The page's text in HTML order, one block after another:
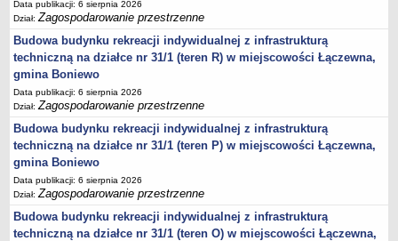
Zarządzenia
Protokoły
Opłaty i podatki
Zagospodarowanie przestrzenne
Obwieszczenia,Zawiadomienia, sprawozdania ochrony środowiska
Decyzje o środowiskowych uwarunkowaniach
REWITALIZACJA GMINY BONIEWO
PPWOW
Aktualności
konkursy
Podręcznik PPWOW
Data publikacji: 6 sierpnia 2026
Dział:Zagospodarowanie przestrzenne
Budowa budynku rekreacji indywidualnej z infrastrukturą
techniczną na działce nr 31/1 (teren R) w miejscowości Łączewna,
gmina Boniewo
Data publikacji: 6 sierpnia 2026
Dział:Zagospodarowanie przestrzenne
Budowa budynku rekreacji indywidualnej z infrastrukturą
techniczną na działce nr 31/1 (teren P) w miejscowości Łączewna,
gmina Boniewo
Data publikacji: 6 sierpnia 2026
Dział:Zagospodarowanie przestrzenne
Budowa budynku rekreacji indywidualnej z infrastrukturą
techniczną na działce nr 31/1 (teren O) w miejscowości Łączewna,